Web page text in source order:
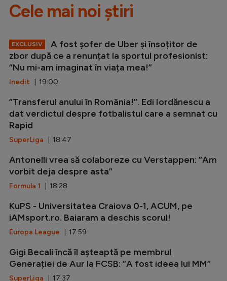
Cele mai noi știri
EXCLUSIV
A fost șofer de Uber și însoțitor de
zbor după ce a renunțat la sportul profesionist:
”Nu mi-am imaginat în viața mea!”
Inedit | 19:00
”Transferul anului în România!”. Edi Iordănescu a
dat verdictul despre fotbalistul care a semnat cu
Rapid
SuperLiga | 18:47
Antonelli vrea să colaboreze cu Verstappen: ”Am
vorbit deja despre asta”
Formula 1 | 18:28
KuPS - Universitatea Craiova 0-1, ACUM, pe
iAMsport.ro. Baiaram a deschis scorul!
Europa League | 17:59
Gigi Becali încă îl așteaptă pe membrul
Generației de Aur la FCSB: ”A fost ideea lui MM”
SuperLiga | 17:37